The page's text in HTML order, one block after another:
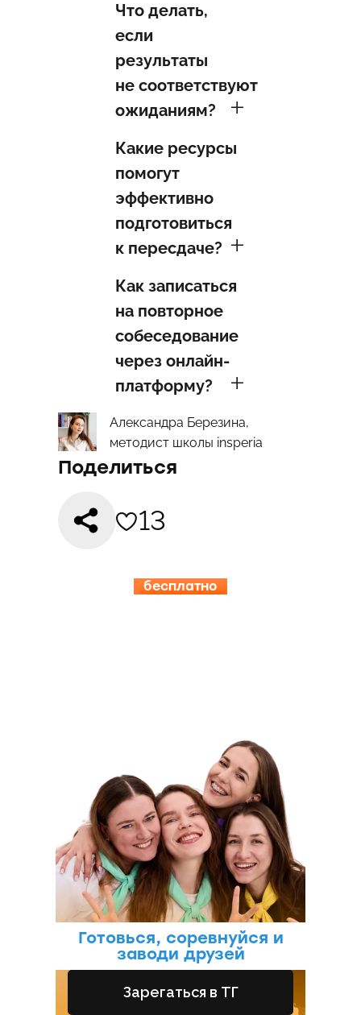
Что делать,
если
результаты
не соответствуют
ожиданиям?
Какие ресурсы
помогут
эффективно
подготовиться
к пересдаче?
Как записаться
на повторное
собеседование
через онлайн-
платформу?
Александра Березина,
методист школы insperia
Поделиться
13
бесплатно
Готовься, соревнуйся и
заводи друзей
Зарегаться в ТГ